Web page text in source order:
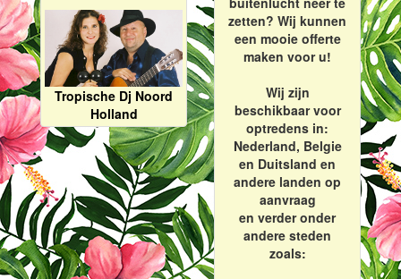
Tropische Dj Noord
Holland
zetten? Wij kunnen
een mooie offerte
maken voor u!
Wij zijn
beschikbaar voor
optredens in:
Nederland, Belgie
en Duitsland en
andere landen op
aanvraag
en verder onder
andere steden
zoals: